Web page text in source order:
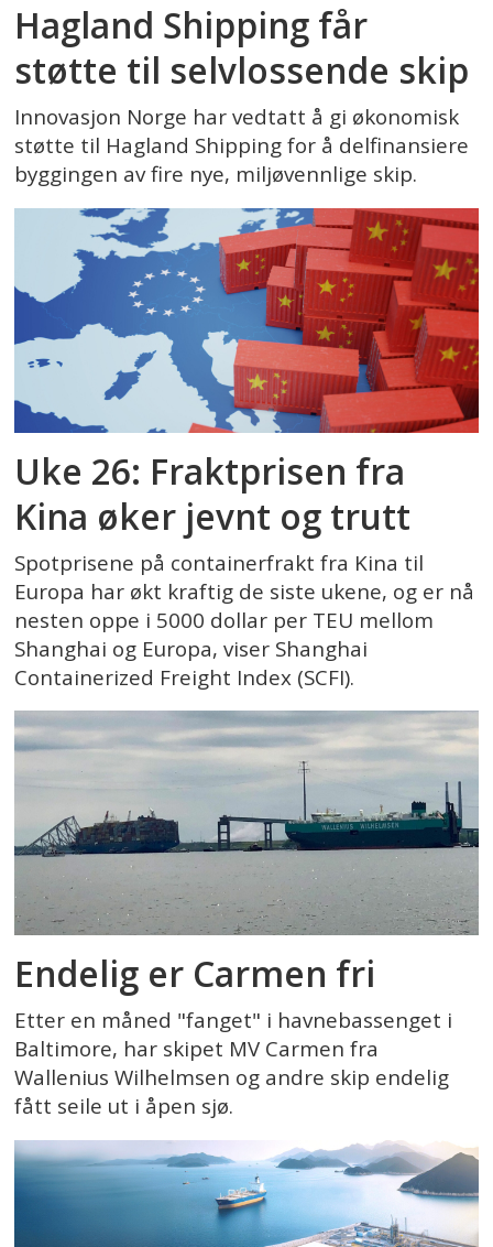
Hagland Shipping får
støtte til selvlossende skip
Innovasjon Norge har vedtatt å gi økonomisk
støtte til Hagland Shipping for å delfinansiere
byggingen av fire nye, miljøvennlige skip.
Uke 26: Fraktprisen fra
Kina øker jevnt og trutt
Spotprisene på containerfrakt fra Kina til
Europa har økt kraftig de siste ukene, og er nå
nesten oppe i 5000 dollar per TEU mellom
Shanghai og Europa, viser Shanghai
Containerized Freight Index (SCFI).
Endelig er Carmen fri
Etter en måned "fanget" i havnebassenget i
Baltimore, har skipet MV Carmen fra
Wallenius Wilhelmsen og andre skip endelig
fått seile ut i åpen sjø.